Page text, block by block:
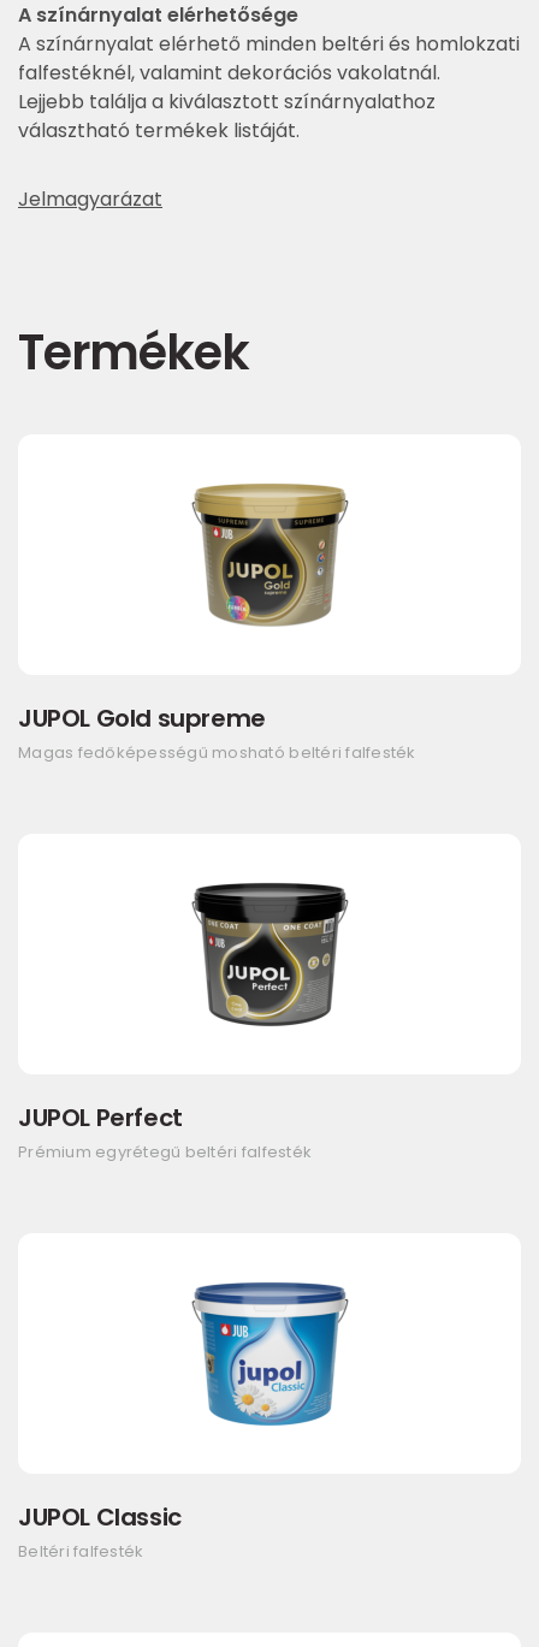
A színárnyalat elérhetősége
A színárnyalat elérhető minden beltéri és homlokzati
falfestéknél, valamint dekorációs vakolatnál.
Lejjebb találja a kiválasztott színárnyalathoz
választható termékek listáját.
Jelmagyarázat
Termékek
JUPOL Gold supreme
Magas fedőképességű mosható beltéri falfesték
JUPOL Perfect
Prémium egyrétegű beltéri falfesték
JUPOL Classic
Beltéri falfesték